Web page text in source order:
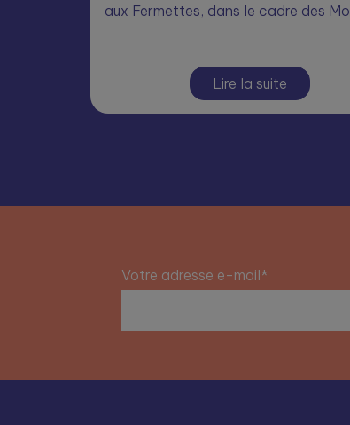
aux Fermettes, dans le cadre des
Lire la suite
Votre adresse e-mail*